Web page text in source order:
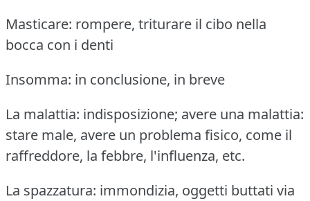
Masticare: rompere, triturare il cibo nella
bocca con i denti
Insomma: in conclusione, in breve
La malattia: indisposizione; avere una malattia:
stare male, avere un problema fisico, come il
raffreddore, la febbre, l'influenza, etc.
La spazzatura: immondizia, oggetti buttati via